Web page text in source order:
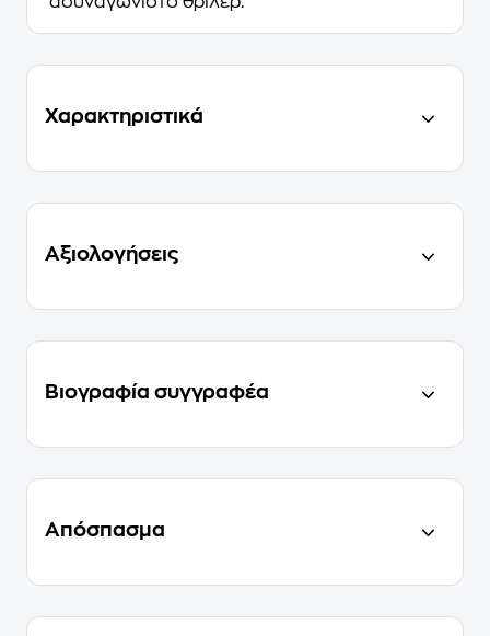
Χαρακτηριστικά
Αξιολογήσεις
Βιογραφία συγγραφέα
Απόσπασμα